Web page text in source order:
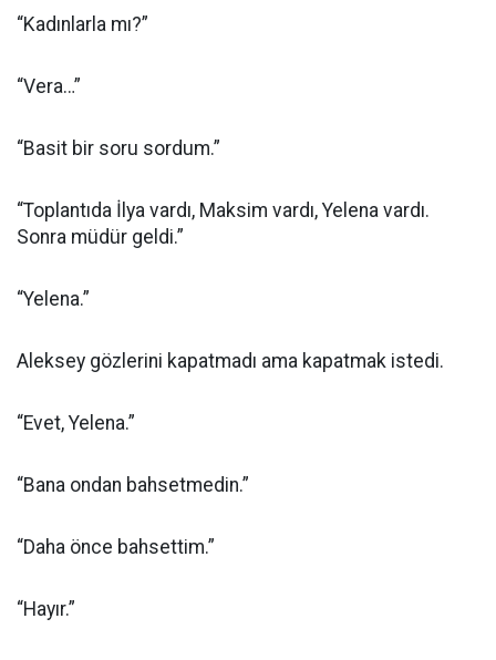
“Kadınlarla mı?”
“Vera…”
“Basit bir soru sordum.”
“Toplantıda İlya vardı, Maksim vardı, Yelena vardı.
Sonra müdür geldi.”
“Yelena.”
Aleksey gözlerini kapatmadı ama kapatmak istedi.
“Evet, Yelena.”
“Bana ondan bahsetmedin.”
“Daha önce bahsettim.”
“Hayır.”